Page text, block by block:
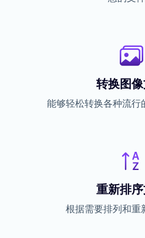
转换图
能够轻松转换各种流行
重新排
根据需要排列和重